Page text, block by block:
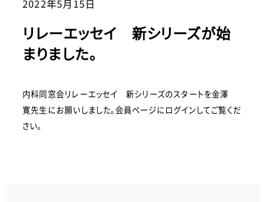
2022年5月15日
リレーエッセイ 新シリーズが始
まりました。
内科同窓会リレーエッセイ 新シリーズのスタートを金澤
寛先生にお願いしました。会員ページにログインしてご覧くだ
さい。